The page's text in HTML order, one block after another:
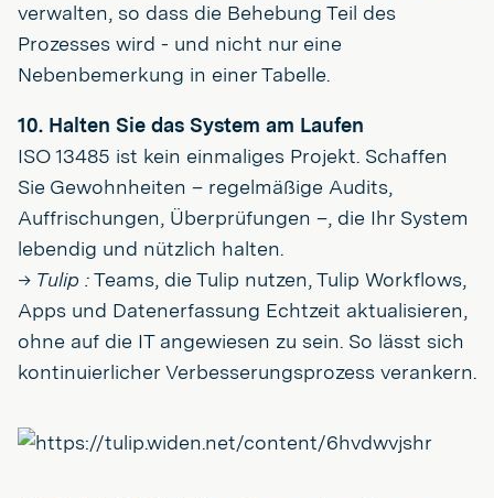
verwalten, so dass die Behebung Teil des
Prozesses wird - und nicht nur eine
Nebenbemerkung in einer Tabelle.
10. Halten Sie das System am Laufen
ISO 13485 ist kein einmaliges Projekt. Schaffen
Sie Gewohnheiten – regelmäßige Audits,
Auffrischungen, Überprüfungen –, die Ihr System
lebendig und nützlich halten.
→ Tulip :Teams, die Tulip nutzen, Tulip Workflows,
Apps und Datenerfassung Echtzeit aktualisieren,
ohne auf die IT angewiesen zu sein. So lässt sich
kontinuierlicher Verbesserungsprozess verankern.